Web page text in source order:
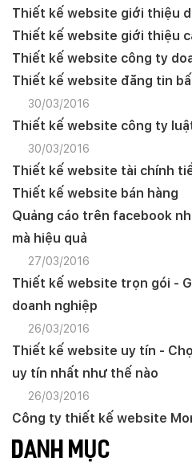
Thiết kế website giới thiệu
Thiết kế website giới thiệu
Thiết kế website công ty
Thiết kế website đăng tin
30/03/2016
Thiết kế website công ty
30/03/2016
Thiết kế website tài chính
Thiết kế website bán hàng
Quảng cáo trên facebook
mà hiệu quả
27/03/2016
Thiết kế website trọn gói -
doanh nghiệp
26/03/2016
Thiết kế website uy tín -
uy tín nhất như thế nào
26/03/2016
Công ty thiết kế website
DANH MỤC